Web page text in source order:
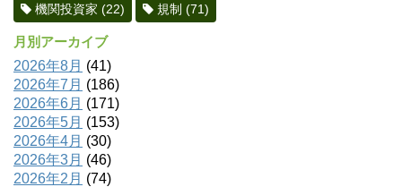
機関投資家 (22) 規制 (71)
月別アーカイブ
2026年8月 (41)
2026年7月 (186)
2026年6月 (171)
2026年5月 (153)
2026年4月 (30)
2026年3月 (46)
2026年2月 (74)